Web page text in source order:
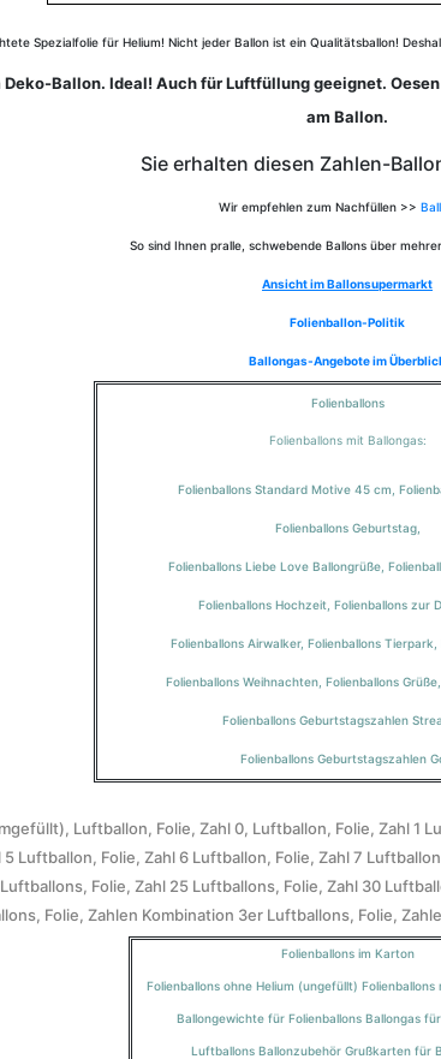
Spezialfolie für Helium! Nicht jeder Ballon ist ein Qualitätsballon!
Ballon. Ideal! Auch für Luftfüllung geeignet.
am Ballon.
Sie erhalten diesen Zahlen-
Wir empfehlen zum Nachfüllen >>
So sind Ihnen pralle, schwebende Ballons über
Ansicht im Ballonsupermarkt
Folienballon-Politik
Ballongas-Angebote im
Folienballons
Folienballons mit Ballongas:
Folienballons Standard Motive 45 cm
Folienballons Geburtstag,
Folienballons Liebe Love Ballongrüße,
Folienballons Hochzeit Folienballons zur
Folienballons Airwalker, Folienballons
Folienballons Weihnachten Folienballons
Folienballons Geburtstagszahlen
Folienballons Geburtstagszahlen
, Luftballon, Folie, Zahl 0, Luftballon, Folie, Zahl 1
5 Luftballon, Folie, Zahl 6 Luftballon, Folie, Zahl 7
Luftballons, Folie, Zahl 25 Luftballons, Folie, Zahl 30
Folie, Zahlen Kombination 3er Luftballons, Folie,
Folienballons im Karton
Folienballons ohne Helium (ungefüllt) Folienballons
Ballongewichte für Folienballons Ballongas
Luftballons Ballonzubehör Grußkarten für